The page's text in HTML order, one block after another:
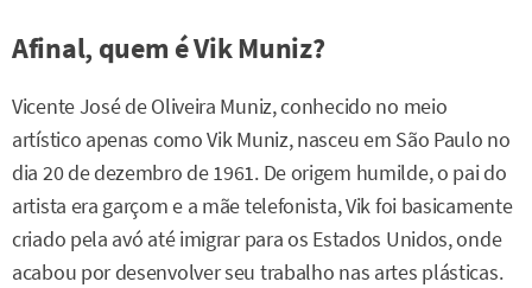
Afinal, quem é Vik Muniz?
Vicente José de Oliveira Muniz, conhecido no meio
artístico apenas como Vik Muniz, nasceu em São Paulo no
dia 20 de dezembro de 1961. De origem humilde, o pai do
artista era garçom e a mãe telefonista, Vik foi basicamente
criado pela avó até imigrar para os Estados Unidos, onde
acabou por desenvolver seu trabalho nas artes plásticas.